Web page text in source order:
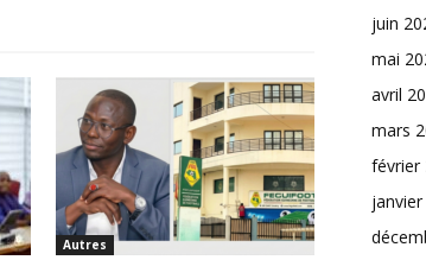
Autres
juin
mai
avril
mars
février